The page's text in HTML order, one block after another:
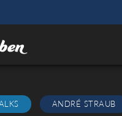
ANDRÉ STRAUB